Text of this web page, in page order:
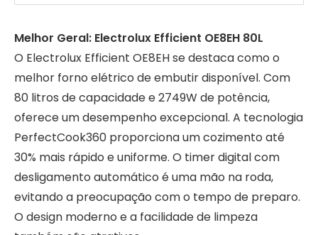
Melhor Geral: Electrolux Efficient OE8EH 80L
O Electrolux Efficient OE8EH se destaca como o
melhor forno elétrico de embutir disponível. Com
80 litros de capacidade e 2749W de potência,
oferece um desempenho excepcional. A tecnologia
PerfectCook360 proporciona um cozimento até
30% mais rápido e uniforme. O timer digital com
desligamento automático é uma mão na roda,
evitando a preocupação com o tempo de preparo.
O design moderno e a facilidade de limpeza